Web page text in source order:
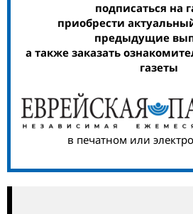
подписаться на
приобрести
предыдущие
а также заказать
газеты
в печатном или